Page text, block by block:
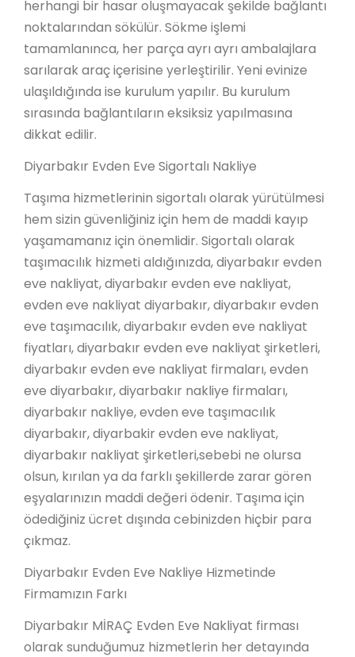
herhangi bir hasar oluşmayacak şekilde bağlantı
noktalarından sökülür. Sökme işlemi
tamamlanınca, her parça ayrı ayrı ambalajlara
sarılarak araç içerisine yerleştirilir. Yeni evinize
ulaşıldığında ise kurulum yapılır. Bu kurulum
sırasında bağlantıların eksiksiz yapılmasına
dikkat edilir.
Diyarbakır Evden Eve Sigortalı Nakliye
Taşıma hizmetlerinin sigortalı olarak yürütülmesi
hem sizin güvenliğiniz için hem de maddi kayıp
yaşamamanız için önemlidir. Sigortalı olarak
taşımacılık hizmeti aldığınızda, diyarbakır evden
eve nakliyat, diyarbakır evden eve nakliyat,
evden eve nakliyat diyarbakır, diyarbakır evden
eve taşımacılık, diyarbakır evden eve nakliyat
fiyatları, diyarbakır evden eve nakliyat şirketleri,
diyarbakır evden eve nakliyat firmaları, evden
eve diyarbakır, diyarbakır nakliye firmaları,
diyarbakır nakliye, evden eve taşımacılık
diyarbakır, diyarbakir evden eve nakliyat,
diyarbakır nakliyat şirketleri,sebebi ne olursa
olsun, kırılan ya da farklı şekillerde zarar gören
eşyalarınızın maddi değeri ödenir. Taşıma için
ödediğiniz ücret dışında cebinizden hiçbir para
çıkmaz.
Diyarbakır Evden Eve Nakliye Hizmetinde
Firmamızın Farkı
Diyarbakır MİRAÇ Evden Eve Nakliyat firması
olarak sunduğumuz hizmetlerin her detayında